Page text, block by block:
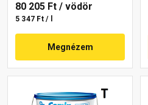
80 205 Ft / vödör
5 347 Ft / l
Megnézem